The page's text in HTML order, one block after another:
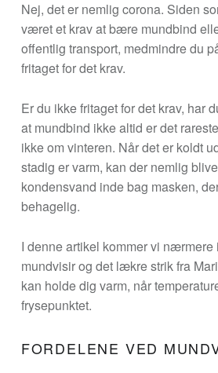
Nej, det er nemlig corona. Siden
været et krav at bære mundbind
offentlig transport, medmindre du
fritaget for det krav.
Er du ikke fritaget for det krav, har
at mundbind ikke altid er det
ikke om vinteren. Når det er koldt
stadig er varm, kan der nemlig
kondensvand inde bag masken,
behagelig.
I denne artikel kommer vi nærmere
mundvisir og det lækre strik fra
kan holde dig varm, når
frysepunktet.
FORDELENE VED